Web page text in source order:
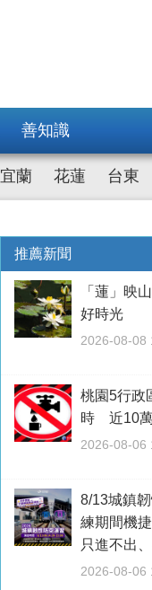
善知識
宜蘭 花蓮 台東
推薦新聞
「蓮」映
好時光
2026-08-08
桃園5行政
時 近10
2026-08-06
8/13城鎮
練期間機
只進不出
2026-08-06